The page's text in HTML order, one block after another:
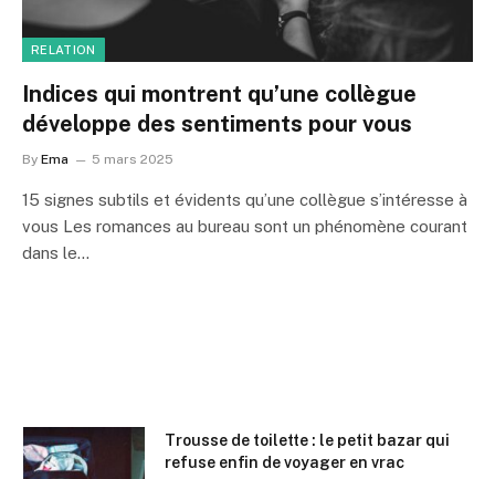
RELATION
Indices qui montrent qu’une collègue
développe des sentiments pour vous
By Ema 5 mars 2025
15 signes subtils et évidents qu’une collègue s’intéresse à
vous Les romances au bureau sont un phénomène courant
dans le…
Trousse de toilette : le petit bazar qui
refuse enfin de voyager en vrac